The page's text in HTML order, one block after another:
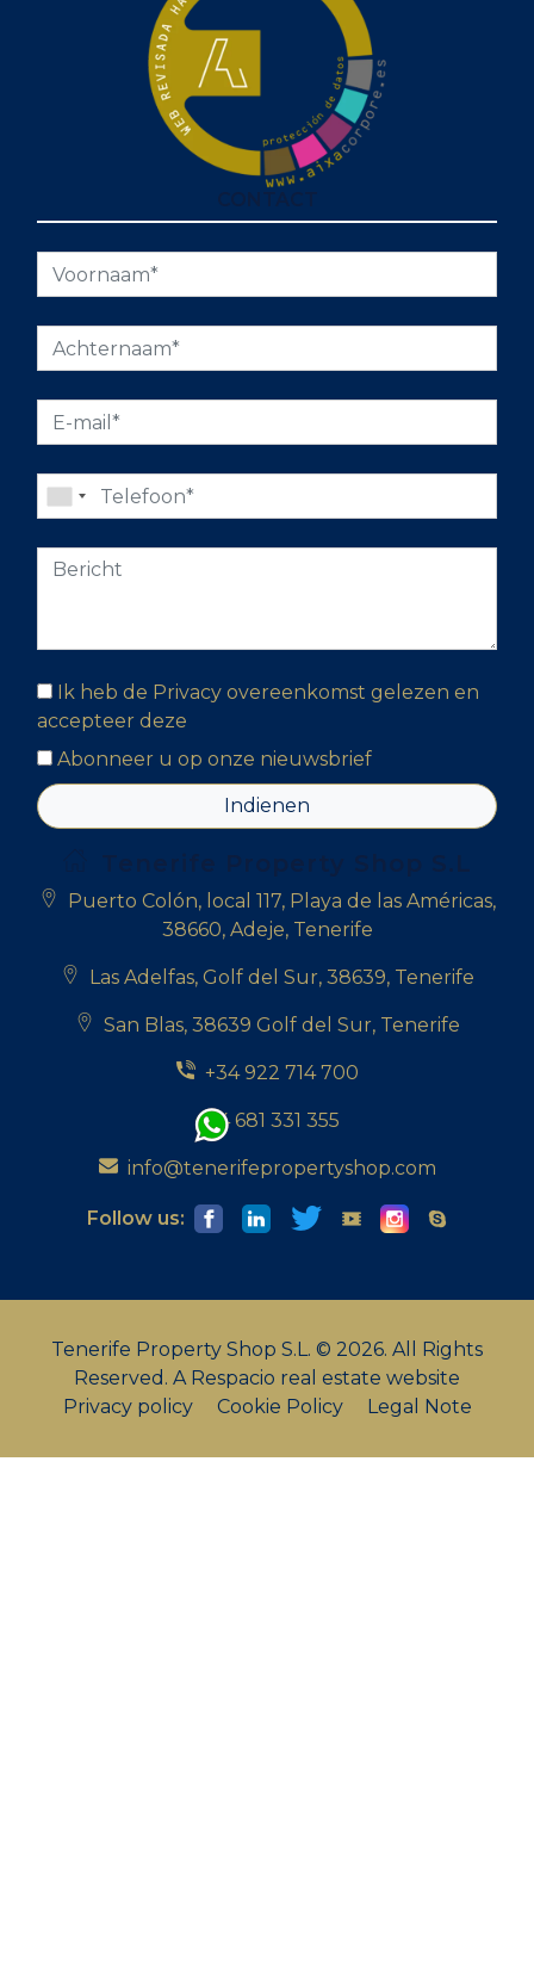
Ik heb de Privacy overeenkomst gelezen en
accepteer deze
Abonneer u op onze nieuwsbrief
Indienen
Puerto Colón, local 117, Playa de las Américas,
38660, Adeje, Tenerife
Las Adelfas, Golf del Sur, 38639, Tenerife
San Blas, 38639 Golf del Sur, Tenerife
+34 922 714 700
+34 681 331 355
info@tenerifepropertyshop.com
Follow us:
Tenerife Property Shop S.L. © 2026. All Rights
Reserved. A Respacio real estate website
Privacy policy
Cookie Policy Legal Note